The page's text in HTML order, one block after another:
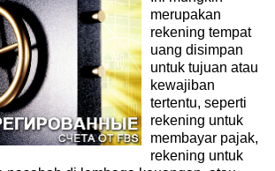
merupakan
rekening tempat
uang disimpan
untuk tujuan atau
kewajiban
tertentu, seperti
rekening untuk
membayar pajak,
rekening untuk